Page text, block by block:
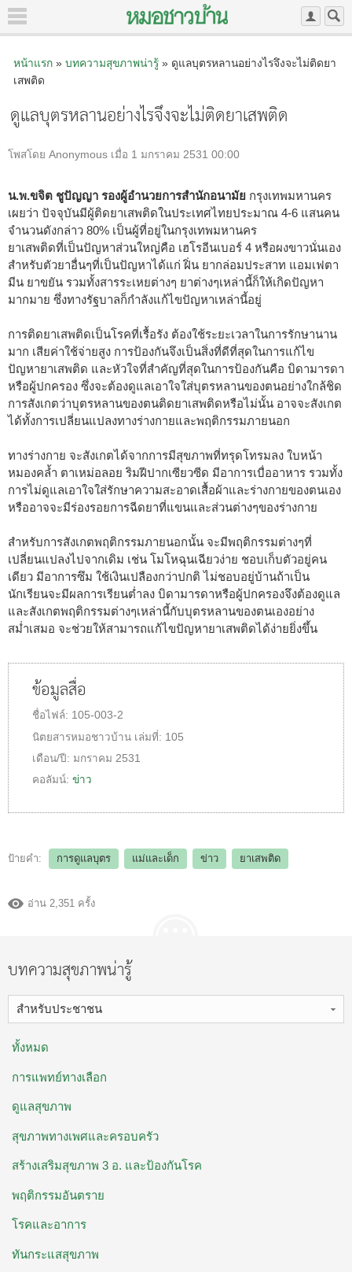
หน้าแรก» บทความสุขภาพน่ารู้» ดูแลบุตรหลานอย่างไรจึงจะไม่ติดยา
เสพติด
ดูแลบุตรหลานอย่างไรจึงจะไม่ติดยาเสพติด
โพสโดย Anonymous เมื่อ 1 มกราคม 2531 00:00
น.พ.ขจิต ชูปัญญา รองผู้อำนวยการสำนักอนามัย กรุงเทพมหานคร
เผยว่า ปัจจุบันมีผู้ติดยาเสพติดในประเทศไทยประมาณ 4-6 แสนคน
จำนวนดังกล่าว 80% เป็นผู้ที่อยู่ในกรุงเทพมหานคร
ยาเสพติดที่เป็นปัญหาส่วนใหญ่คือ เฮโรอีนเบอร์ 4 หรือผงขาวนั่นเอง
สำหรับตัวยาอื่นๆที่เป็นปัญหาได้แก่ ฝิ่น ยากล่อมประสาท แอมเฟตา
มีน ยาขยัน รวมทั้งสารระเหยต่างๆ ยาต่างๆเหล่านี้ก็ให้เกิดปัญหา
มากมาย ซึ่งทางรัฐบาลก็กำลังแก้ไขปัญหาเหล่านี้อยู่
การติดยาเสพติดเป็นโรคที่เรื้อรัง ต้องใช้ระยะเวลาในการรักษานาน
มาก เสียค่าใช้จ่ายสูง การป้องกันจึงเป็นสิ่งที่ดีที่สุดในการแก้ไข
ปัญหายาเสพติด และหัวใจที่สำคัญที่สุดในการป้องกันคือ บิดามารดา
หรือผู้ปกครอง ซึ่งจะต้องดูแลเอาใจใส่บุตรหลานของตนอย่างใกล้ชิด
การสังเกตว่าบุตรหลานของตนติดยาเสพติดหรือไม่นั้น อาจจะสังเกต
ได้ทั้งการเปลี่ยนแปลงทางร่างกายและพฤติกรรมภายนอก
ทางร่างกาย จะสังเกตได้จากการมีสุขภาพที่ทรุดโทรมลง ใบหน้า
หมองคล้ำ ตาเหม่อลอย ริมฝีปากเซียวซีด มีอาการเบื่ออาหาร รวมทั้ง
การไม่ดูแลเอาใจใส่รักษาความสะอาดเสื้อผ้าและร่างกายของตนเอง
หรืออาจจะมีร่องรอยการฉีดยาที่แขนและส่วนต่างๆของร่างกาย
สำหรับการสังเกตพฤติกรรมภายนอกนั้น จะมีพฤติกรรมต่างๆที่
เปลี่ยนแปลงไปจากเดิม เช่น โมโหฉุนเฉียวง่าย ชอบเก็บตัวอยู่คน
เดียว มีอาการซึม ใช้เงินเปลืองกว่าปกติ ไม่ชอบอยู่บ้านถ้าเป็น
นักเรียนจะมีผลการเรียนต่ำลง บิดามารดาหรือผู้ปกครองจึงต้องดูแล
และสังเกตพฤติกรรมต่างๆเหล่านี้กับบุตรหลานของตนเองอย่าง
สม่ำเสมอ จะช่วยให้สามารถแก้ไขปัญหายาเสพติดได้ง่ายยิ่งขึ้น
ข้อมูลสื่อ
ชื่อไฟล์: 105-003-2
นิตยสารหมอชาวบ้าน เล่มที่: 105
เดือน/ปี: มกราคม 2531
คอลัมน์: ข่าว
ป้ายคำ: การดูแลบุตร แม่และเด็ก ข่าว ยาเสพติด
อ่าน 2,351 ครั้ง
บทความสุขภาพน่ารู้
สำหรับประชาชน
ทั้งหมด
การแพทย์ทางเลือก
ดูแลสุขภาพ
สุขภาพทางเพศและครอบครัว
สร้างเสริมสุขภาพ 3 อ. ​และป้องกันโรค
พฤติกรรมอันตราย
โรคและอาการ
ทันกระแสสุขภาพ